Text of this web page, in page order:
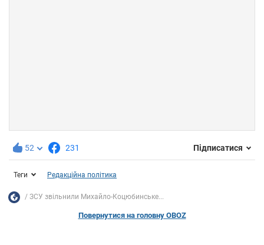
52 231 Підписатися
Теги Редакційна політика
ЗСУ звільнили Михайло-Коцюбинське...
Повернутися на головну OBOZ